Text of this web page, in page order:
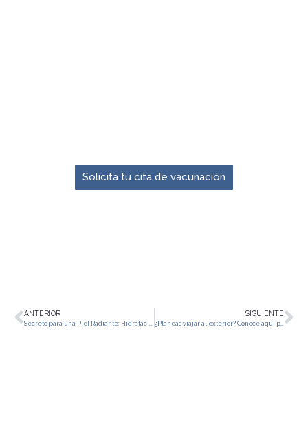
Solicita tu cita de vacunación
ANTERIOR SIGUIENTE
¿Planeas viajar al exterior? Conoce aquí por qué deberías vacunarte contra la fiebre amarilla